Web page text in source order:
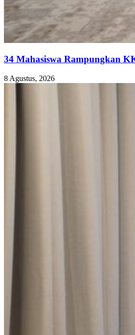
34 Mahasiswa Rampungkan
8 Agustus, 2026